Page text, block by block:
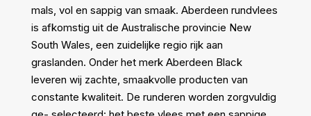
mals, vol en sappig van smaak. Aberdeen rundvlees
is afkomstig uit de Australische provincie New
South Wales, een zuidelijke regio rijk aan
graslanden. Onder het merk Aberdeen Black
leveren wij zachte, smaakvolle producten van
constante kwaliteit. De runderen worden zorgvuldig